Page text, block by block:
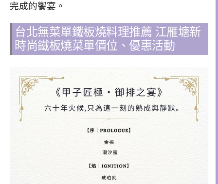
完成的饗宴。
台北無菜單鐵板燒料理推薦 江雁塘新
時尚鐵板燒菜單價位、優惠活動